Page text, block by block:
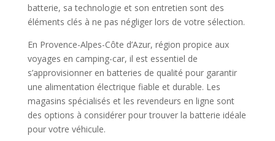
batterie, sa technologie et son entretien sont des
éléments clés à ne pas négliger lors de votre sélection.
En Provence-Alpes-Côte d’Azur, région propice aux
voyages en camping-car, il est essentiel de
s’approvisionner en batteries de qualité pour garantir
une alimentation électrique fiable et durable. Les
magasins spécialisés et les revendeurs en ligne sont
des options à considérer pour trouver la batterie idéale
pour votre véhicule.